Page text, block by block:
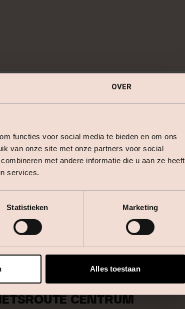
OVER
functies voor social media te bieden en om ons
van onze site met onze partners voor social
met andere informatie die u aan ze heeft
services.
Statistieken Marketing
Alles toestaan
CENTRUM